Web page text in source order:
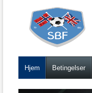
Hjem Betingelser